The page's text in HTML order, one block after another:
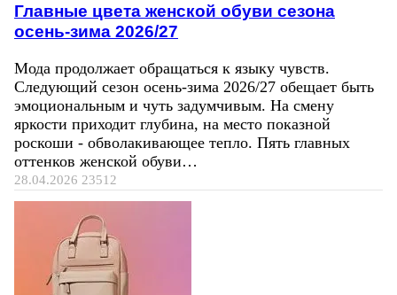
Главные цвета женской обуви сезона
осень-зима 2026/27
Мода продолжает обращаться к языку чувств.
Следующий сезон осень-зима 2026/27 обещает быть
эмоциональным и чуть задумчивым. На смену
яркости приходит глубина, на место показной
роскоши - обволакивающее тепло. Пять главных
оттенков женской обуви…
28.04.2026 23512